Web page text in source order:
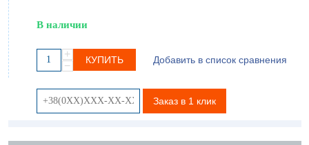
В наличии
+
−
КУПИТЬ Добавить в список сравнения
Заказ в 1 клик